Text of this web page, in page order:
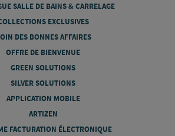
SALLE DE BAINS & CARRELAGE
EXCLUSIVES
DES BONNES AFFAIRES
OFFRE DE BIENVENUE
GREEN SOLUTIONS
SILVER SOLUTIONS
APPLICATION MOBILE
ARTIZEN
FACTURATION ÉLECTRONIQUE